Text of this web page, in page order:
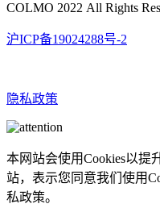
COLMO 2022 All Rights
沪ICP备19024288号-2
隐私政策
本网站会使用Cookies以提
站，表示您同意我们使用
私政策。